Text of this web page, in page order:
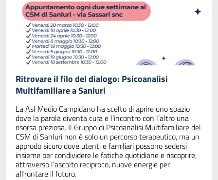
Ritrovare il filo del dialogo: Psicoanalisi
Multifamiliare a Sanluri
La Asl Medio Campidano ha scelto di aprire uno spazio
dove la parola diventa cura e l’incontro con l’altro una
risorsa preziosa. Il Gruppo di Psicoanalisi Multifamiliare del
CSM di Sanluri non è solo un percorso terapeutico, ma un
approdo sicuro dove utenti e familiari possono sedersi
insieme per condividere le fatiche quotidiane e riscoprire,
attraverso l’ascolto reciproco, nuove energie per
affrontare il futuro.